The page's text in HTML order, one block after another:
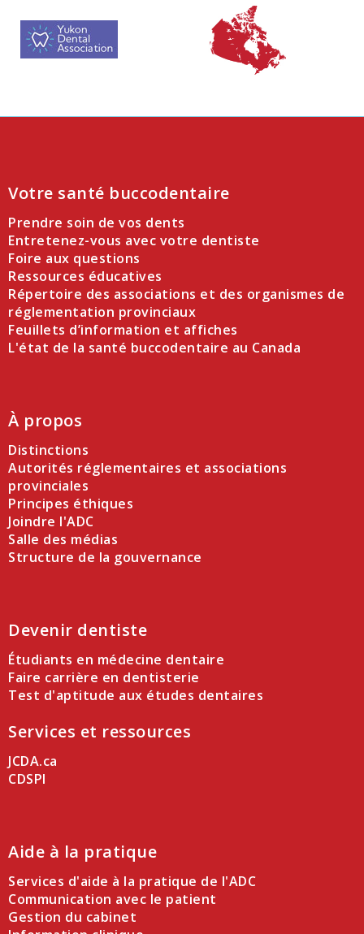
Votre santé buccodentaire
Prendre soin de vos dents
Entretenez-vous avec votre dentiste
Foire aux questions
Ressources éducatives
Répertoire des associations et des organismes de
réglementation provinciaux
Feuillets d’information et affiches
L'état de la santé buccodentaire au Canada
À propos
Distinctions
Autorités réglementaires et associations
provinciales
Principes éthiques
Joindre l'ADC
Salle des médias
Structure de la gouvernance
Devenir dentiste
Étudiants en médecine dentaire
Faire carrière en dentisterie
Test d'aptitude aux études dentaires
Services et ressources
JCDA.ca
CDSPI
Aide à la pratique
Services d'aide à la pratique de l'ADC
Communication avec le patient
Gestion du cabinet